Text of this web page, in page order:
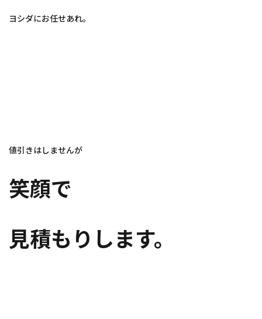
ヨシダにお任せあれ。
値引きはしませんが
笑顔で
見積もりします。